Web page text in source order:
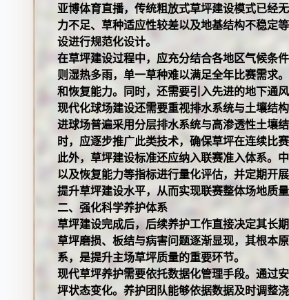
亚博体育直播，传统粗放式草坪建设模式已经
力不足、草种适应性较差以及地基结构不稳定
设进行规范化设计。
在草坪建设过程中，应充分结合各地区气候条
则湿热多雨，单一草种难以满足全年比赛需求
和恢复能力。同时，还需要引入先进的地下通
现代化球场建设还需要重视排水系统与土壤结
进球场普遍采用分层排水系统与高渗透性土壤
时，应逐步推广此类技术，确保草坪在连续比
此外，草坪建设标准还应纳入联赛准入体系。
以及恢复能力等指标进行量化评估，并定期开
提升草坪建设水平，从而实现联赛整体场地质量
二、强化科学养护体系
草坪建设完成后，后续养护工作直接决定其长
草坪磨损、板结与病害问题逐渐显现，其根本
系，是提升主场草坪质量的重要环节。
现代草坪养护需要依托数据化管理手段。通过
坪状态变化。养护团队能够依据数据及时调整